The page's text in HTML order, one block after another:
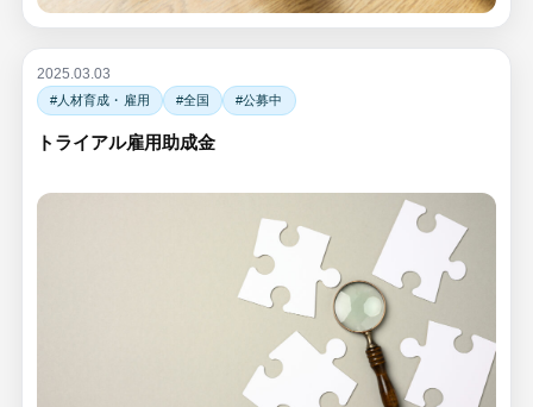
2025.03.03
#人材育成・雇用 #全国 #公募中
トライアル雇用助成金